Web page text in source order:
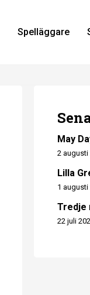
Spelläggare
May
2 augusti
Lilla
1 augusti
Tredje
22 juli